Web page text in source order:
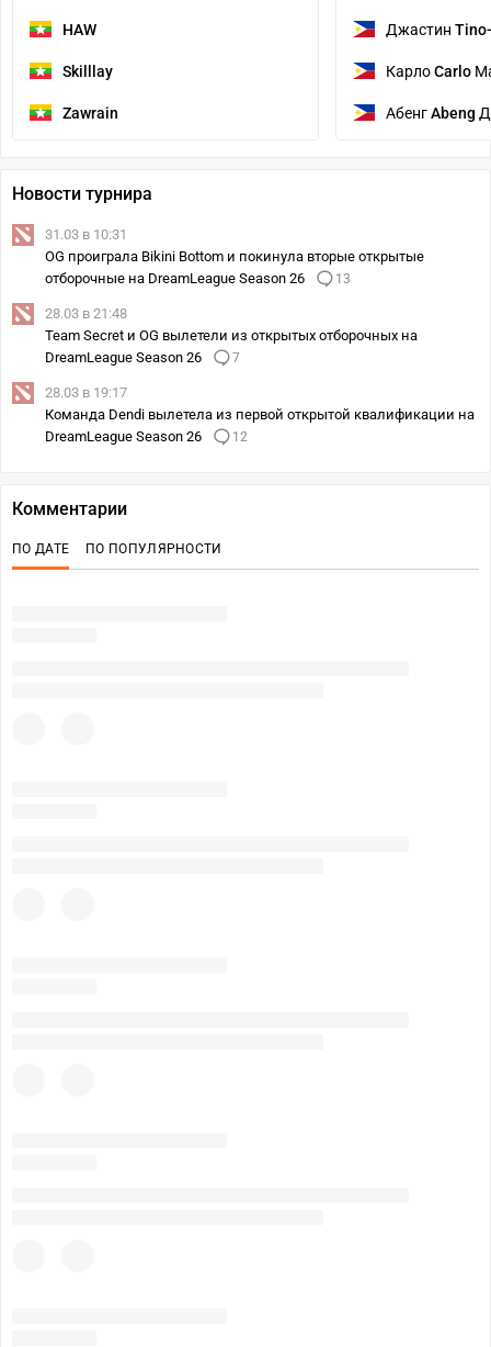
HAW
Skilllay
Zawrain
Джастин Tino-
КарлоCarlo
АбенгAbeng
Новости турнира
31.03 в 10:31
OG проиграла Bikini Bottom и покинула вторые открытые
отборочные на DreamLeague Season 26
13
28.03 в 21:48
Team Secret и OG вылетели из открытых отборочных на
DreamLeague Season 26
7
28.03 в 19:17
Команда Dendi вылетела из первой открытой квалификации на
DreamLeague Season 26
12
Комментарии
ПО ДАТЕ ПО ПОПУЛЯРНОСТИ